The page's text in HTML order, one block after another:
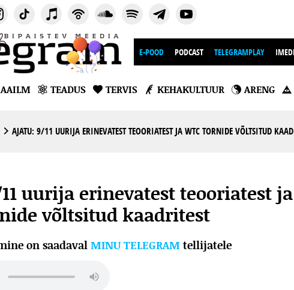
E-POOD PODCAST TELEGRAMPLAY
TEADUS TERVIS KEHAKULTUUR ARENG
AJATU: 9/11 UURIJA ERINEVATEST TEOORIATEST JA WTC TORNIDE VÕLTSITUD
uurija erinevatest teooriatest ja
võltsitud kaadritest
on saadavalMINU TELEGRAM tellijatele